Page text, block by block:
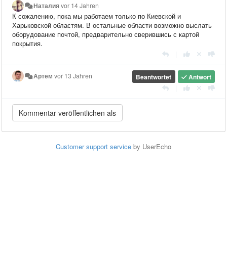
Наталияvor 14 Jahren
К сожалению, пока мы работаем только по Киевской и
Харьковской областям. В остальные области возможно выслать
оборудование почтой, предварительно сверившись с картой
покрытия.
Antwort
Beantwortet
Артем vor 13 Jahren
Customer support service by UserEcho